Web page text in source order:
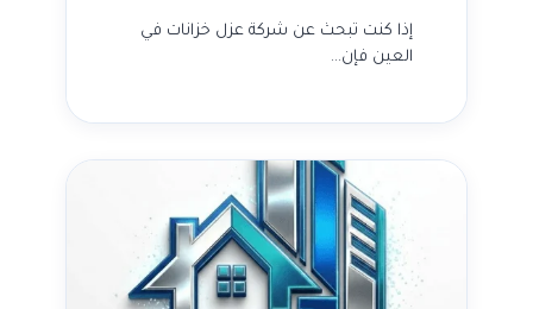
إذا كنت تبحث عن شركة عزل خزانات في
العين فإن…